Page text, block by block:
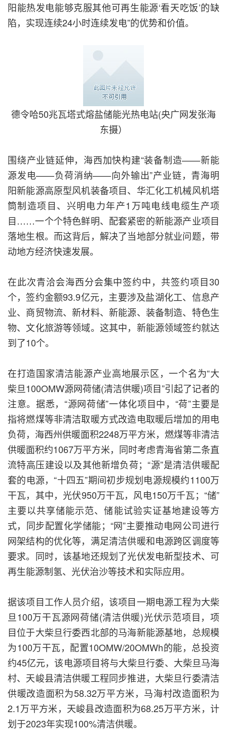
阳能热发电能够克服其他可再生能源‘看天吃饭’的缺
陷，实现连续24小时连续发电”的优势和价值。
德令哈50兆瓦塔式熔盐储能光热电站(央广网发张海
东摄）
围绕产业链延伸，海西加快构建“装备制造——新能
源发电——负荷消纳——向外输出”产业链，青海明
阳新能源高原型风机装备项目、华汇化工机械风机塔
筒制造项目、兴明电力年产1万吨电线电缆生产项
目……一个个特色鲜明、配套紧密的新能源产业项目
落地生根。而这背后，解决了当地部分就业问题，带
动地方经济快速发展。
在此次青洽会海西分会集中签约中，共签约项目30
个，签约金额93.9亿元，主要涉及盐湖化工、信息产
业、商贸物流、新材料、新能源、装备制造、特色生
物、文化旅游等领域。这其中，新能源领域签约就达
到了10个。
在打造国家清洁能源产业高地展示区，一个名为“大
柴旦100OMW源网荷储(清洁供暖)项目”引起了记者的
注意。据悉，“源网荷储”一体化项目中，“荷”主要是
指将燃煤等非清洁取暖方式改造电取暖后增加的用电
负荷，海西州供暖面积2248万平方米，燃煤等非清洁
供暖面积约1067万平方米，同时考虑青海省第二条直
流特高压建设以及其他新增负荷；“源”是清洁供暖配
套的电源，“十四五”期间初步规划电源规模约1100万
干瓦，其中，光伏950万干瓦，风电150万千瓦；“储”
主要以共享储能示范、储能试验实证基地建设等方
式，同步配置化学储能；“网”主要推动电网公司进行
网架结构的优化等，满足清洁供暖和电源跨区调度等
要求。同时，该基地还规划了光伏发电新型技术、可
再生能源制氢、光伏治沙等技术和实际应用。
据该项目工作人员介绍，该项目一期电源工程为大柴
旦100万干瓦源网荷储(清洁供暖)光伏示范项目，项
目位于大柴旦行委西北部的马海新能源基地，总规模
为100万干瓦，配置10OMW/20OMWh的能，总投资
约45亿元，该电源项目将与大柴旦行委、大柴旦马海
村、天峻县清洁供暖工程同步推进，大柴旦行委清洁
供暖改造面积为58.32万平方米，马海村改造面积为
2.1万平方米，天峻县改造面积为68.25万平方米，计
划于2023年实现100%清洁供暖。